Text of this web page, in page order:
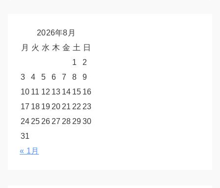
2026年8月
月 火 水 木 金 土 日
1
2
3
4 5 6 7 8
9
10 11 12 13 14 15 16
17 18 19 20 21 22 23
24 25 26 27 28 2930
31
« 1月